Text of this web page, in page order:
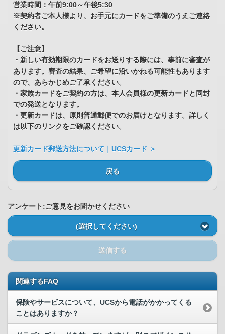
営業時間：午前9:00～午後5:30
※契約者ご本人様より、お手元にカードをご準備のうえご連絡
ください。
【ご注意】
・新しい有効期限のカードをお送りする際には、事前に審査が
あります。審査の結果、ご希望に沿いかねる可能性もあります
ので、あらかじめご了承ください。
・家族カードをご契約の方は、本人会員様の更新カードと同封
での発送となります。
・更新カードは、原則普通郵便でのお届けとなります。詳しく
は以下のリンクをご確認ください。
更新カード郵送方法について｜UCSカード ＞
戻る
アンケート:ご意見をお聞かせください
(選択してください)
送信する
関連するFAQ
保険やサービスについて、UCSから電話がかかってくる
ことはありますか？